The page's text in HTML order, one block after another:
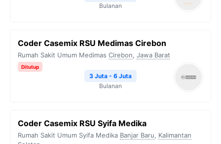
Bulanan
Coder Casemix RSU Medimas Cirebon
Rumah Sakit Umum Medimas Cirebon, Jawa Barat
Ditutup
3 Juta - 6 Juta
Bulanan
Coder Casemix RSU Syifa Medika
Rumah Sakit Umum Syifa Medika Banjar Baru, Kalimantan